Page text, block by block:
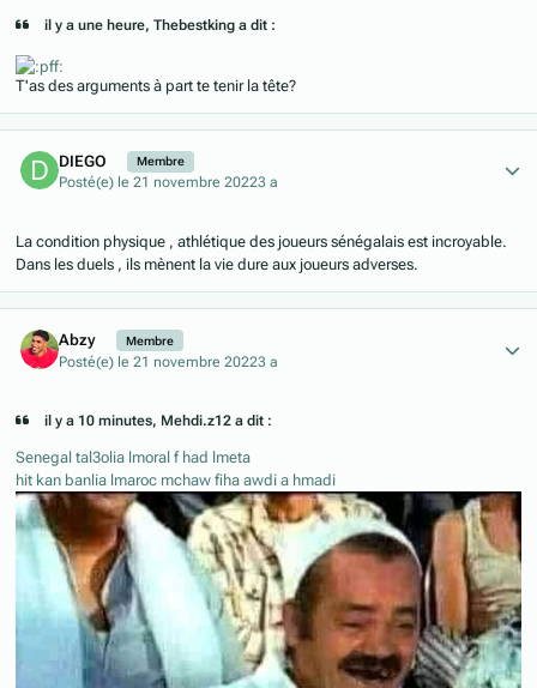
il y a une heure, Thebestking a dit :
T'as des arguments à part te tenir la tête?
DIEGO Membre
Posté(e) le 21 novembre 20223 a
La condition physique , athlétique des joueurs sénégalais est incroyable.
Dans les duels , ils mènent la vie dure aux joueurs adverses.
Abzy Membre
Posté(e) le 21 novembre 20223 a
il y a 10 minutes, Mehdi.z12 a dit :
Senegal tal3olia lmoral f had lmeta
hit kan banlia lmaroc mchaw fiha awdi a hmadi